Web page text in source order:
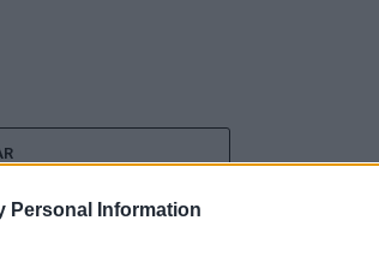
Personal Information